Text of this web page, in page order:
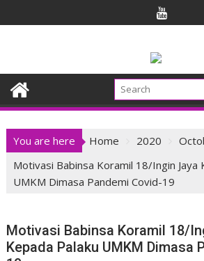
to
You are here Home 2020
Motivasi Babinsa Koramil 18/Ingin Jaya
UMKM Dimasa Pandemi Covid-19
Motivasi Babinsa Koramil 18/
Kepada Palaku UMKM Dimasa